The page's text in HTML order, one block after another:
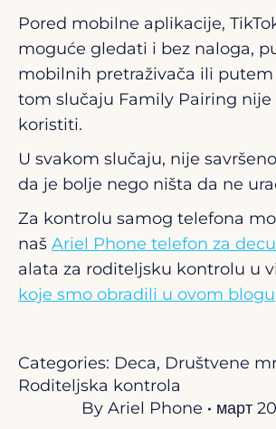
Pored mobilne aplikacije,
moguće gledati i bez naloga,
mobilnih pretraživača ili putem
tom slučaju Family Pairing nije
koristiti.
U svakom slučaju, nije
da je bolje nego ništa da ne
Za kontrolu samog telefona
naš Ariel Phone telefon za decu
alata za roditeljsku kontrolu u
koje smo obradili u ovom blogu
Categories: Deca, Društvene
Roditeljska kontrola
By Ariel Phone
март